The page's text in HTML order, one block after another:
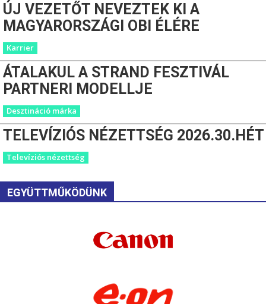
ÚJ VEZETŐT NEVEZTEK KI A
MAGYARORSZÁGI OBI ÉLÉRE
Karrier
ÁTALAKUL A STRAND FESZTIVÁL
PARTNERI MODELLJE
Desztináció márka
TELEVÍZIÓS NÉZETTSÉG 2026.30.HÉT
Televíziós nézettség
EGYÜTTMŰKÖDÜNK